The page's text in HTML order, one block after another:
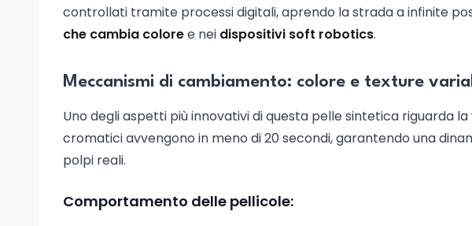
controllati tramite processi digitali, aprendo la strada a infinite
che cambia coloree nei dispositivi soft robotics.
Meccanismi di cambiamento: colore e texture
Uno degli aspetti più innovativi di questa pelle sintetica riguarda la
cromatici avvengono in meno di 20 secondi, garantendo una
polpi reali.
Comportamento delle pellicole: